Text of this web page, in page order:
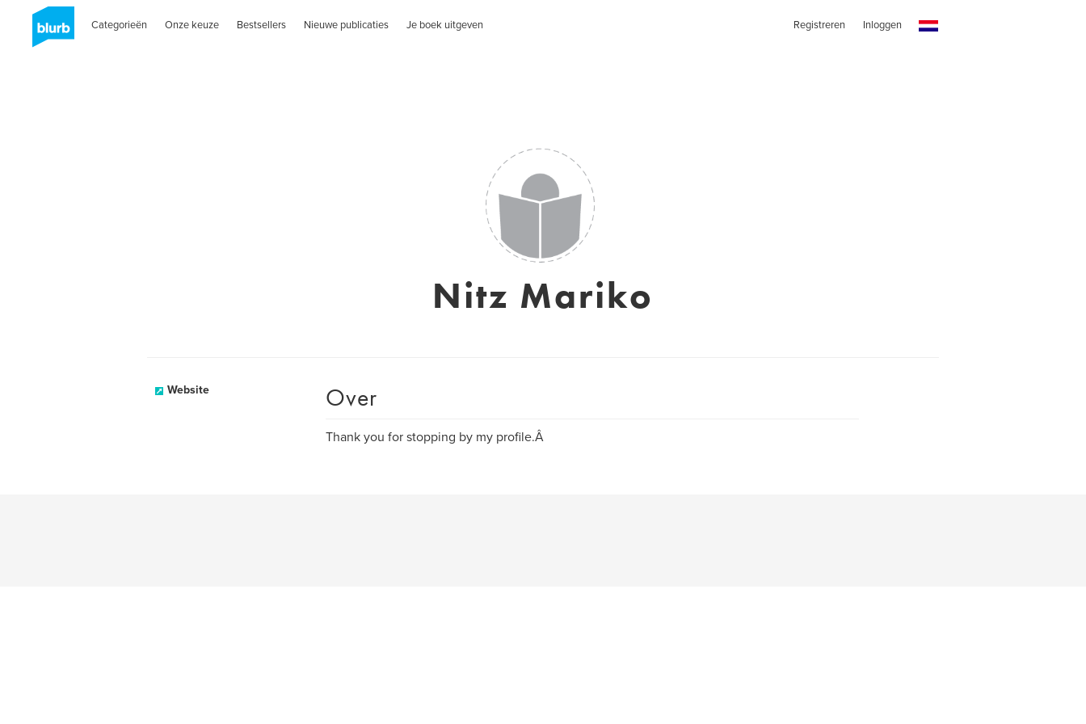
Categorieën Onze keuze Bestsellers Nieuwe publicaties Je boek uitgeven Registreren Inloggen
Nitz Mariko
Website Over
Thank you for stopping by my profile.Â